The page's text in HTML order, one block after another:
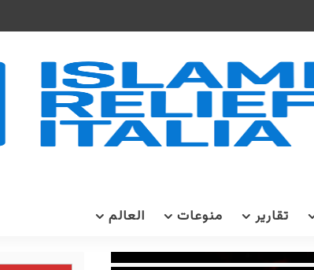
تقارير منوعات العالم